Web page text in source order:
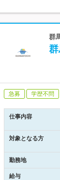
群
急募 学歴不問
仕事内容
対象となる方
勤務地
給与